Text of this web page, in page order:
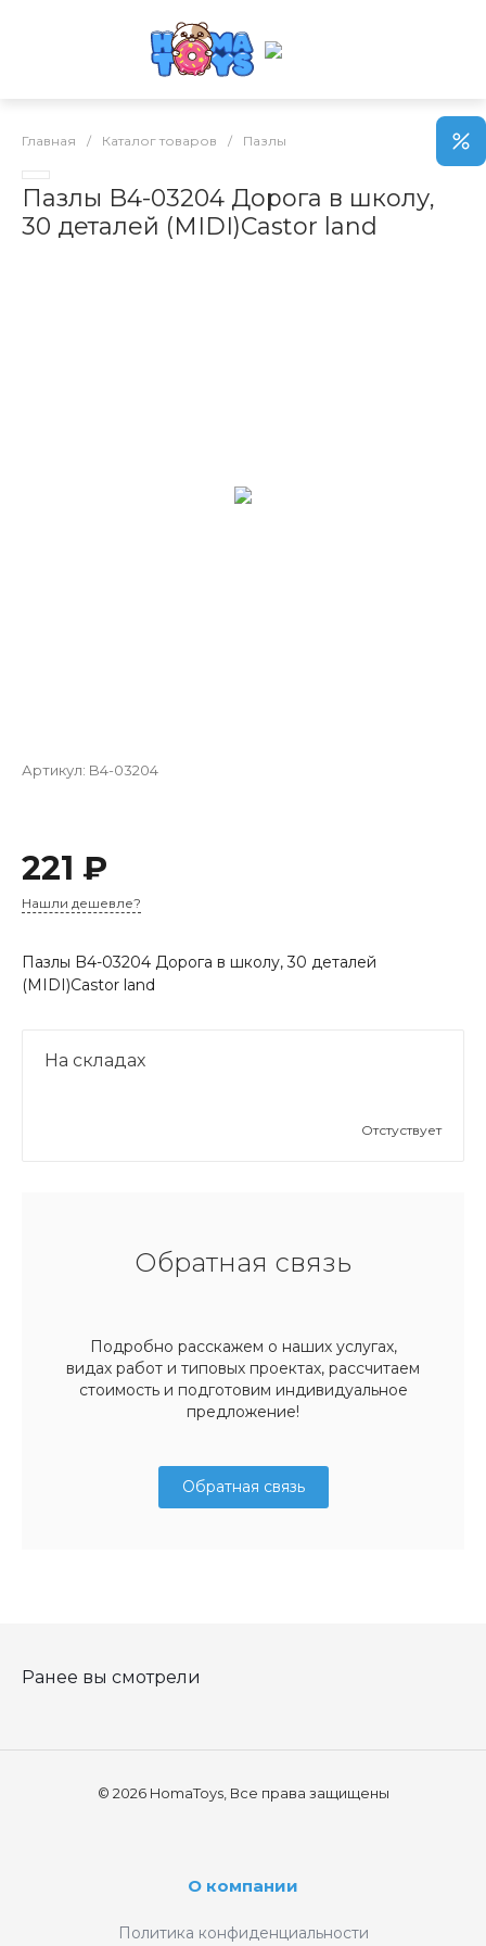
Главная / Каталог товаров / Пазлы
Пазлы B4-03204 Дорога в школу,
30 деталей (MIDI)Castor land
Артикул: B4-03204
221 ₽
Нашли дешевле?
Пазлы B4-03204 Дорога в школу, 30 деталей
(MIDI)Castor land
На складах
Отстуствует
Обратная связь
Подробно расскажем о наших услугах,
видах работ и типовых проектах, рассчитаем
стоимость и подготовим индивидуальное
предложение!
Обратная связь
Ранее вы смотрели
© 2026 HomaToys, Все права защищены
О компании
Политика конфиденциальности